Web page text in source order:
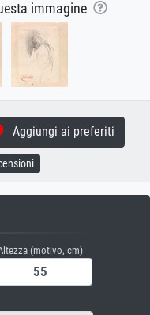
immagine
Aggiungi ai preferiti
(motivo, cm)